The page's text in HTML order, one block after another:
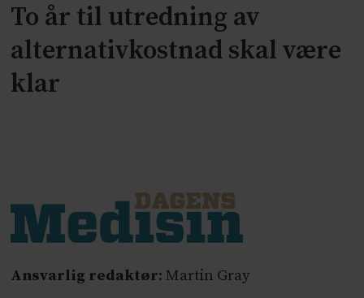
To år til utredning av
alternativkostnad skal være
klar
Ansvarlig redaktør: Martin Gray